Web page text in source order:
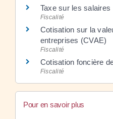
Taxe sur les salaires
Fiscalité
Cotisation sur la
entreprises (CVAE)
Fiscalité
Cotisation foncière
Fiscalité
Pour en savoir plus